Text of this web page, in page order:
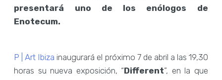
presentará uno de los enólogos de
Enotecum.
P | Art Ibiza inaugurará el próximo 7 de abril a las 19,30
horas su nueva exposición, “Different”, en la que